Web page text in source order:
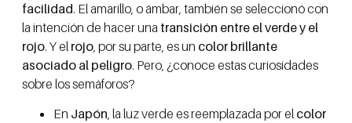
facilidad. El amarillo, o ámbar, también se seleccionó con
la intención de hacer una transición entre el verde y el
rojo. Y el rojo, por su parte, es un color brillante
asociado al peligro. Pero, ¿conoce estas curiosidades
sobre los semáforos?
En Japón, la luz verde es reemplazada por el color